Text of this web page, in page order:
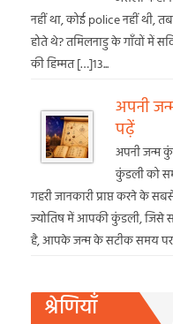
नहीं था, कोई police नहीं थी,
होते थे? तमिलनाडु के गाँवों में
की हिम्मत […]13...
अपनी
पढ़ें
अपनी जन्म
कुंडली को
गहरी जानकारी प्राप्त करने के
ज्योतिष में आपकी कुंडली, जिसे
है, आपके जन्म के सटीक समय पर
श्रेणियाँ